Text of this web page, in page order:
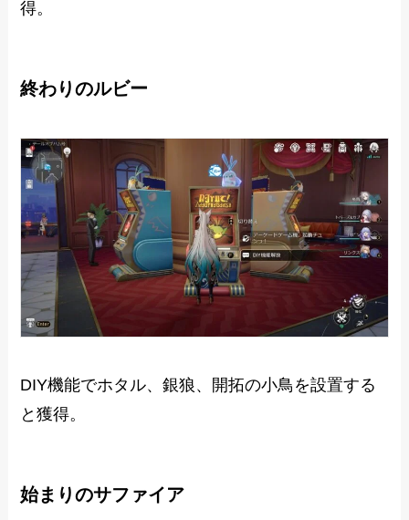
得。
終わりのルビー
DIY機能でホタル、銀狼、開拓の小鳥を設置する
と獲得。
始まりのサファイア